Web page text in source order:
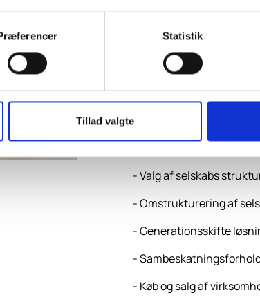
Statistik
Tillad valgte
SkatteInforms special
erfaring i
Vi er ledelsens nære
skatteregnskabet er
beslutninger.
Vi har bl.a. andre
- Valg af selskabs
- Omstrukturering af
- Generationsskifte
-
- Køb og salg af